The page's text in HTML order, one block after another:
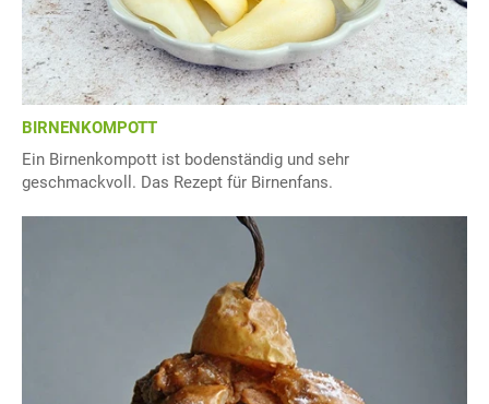
BIRNENKOMPOTT
Ein Birnenkompott ist bodenständig und sehr
geschmackvoll. Das Rezept für Birnenfans.